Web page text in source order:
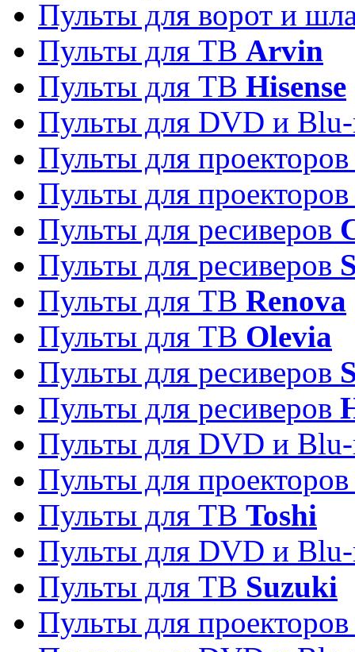
Пульты для ворот и
Пульты для ТВ Arvin
Пульты для ТВ Hisense
Пульты для DVD и
Пульты для
Пульты для
Пульты для ресиверов
Пульты для ресиверов
Пульты для ТВ Renova
Пульты для ТВ Olevia
Пульты для ресиверов
Пульты для ресиверов
Пульты для DVD и
Пульты для
Пульты для ТВ Toshi
Пульты для DVD и
Пульты для ТВ Suzuki
Пульты для